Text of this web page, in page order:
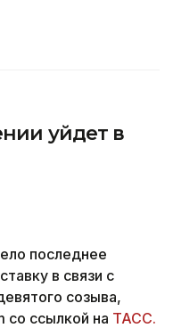
уйдет в
последнее
в связи с
созыва,
со ссылкой на ТАСС.